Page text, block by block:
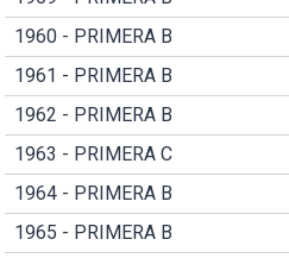
1960 - PRIMERA B
1961 - PRIMERA B
1962 - PRIMERA B
1963 - PRIMERA C
1964 - PRIMERA B
1965 - PRIMERA B